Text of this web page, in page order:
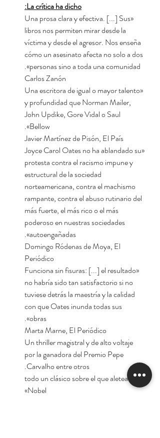
La crítica ha dicho:
«Una prosa clara y efectiva. [...] Sus
libros nos permiten mirar desde la
víctima y desde el agresor. Nos enseña
cómo un asesinato afecta no solo a dos
personas sino a toda una comunidad».
Carlos Zanón
«Una escritora de igual o mayor talento
y profundidad que Norman Mailer,
John Updike, Gore Vidal o Saul
Bellow».
Javier Martínez de Pisón, El País
«Joyce Carol Oates no ha ablandado su
protesta contra el racismo impune y
estructural de la sociedad
norteamericana, contra el machismo
rampante, contra el abuso rutinario del
más fuerte, el más rico o el más
poderoso en nuestras sociedades
autoengañadas».
Domingo Ródenas de Moya, El
Periódico
«Funciona sin fisuras: [...] el resultado
no habría sido tan satisfactorio si no
tuviese detrás la maestría y la calidad
con que Oates inunda todas sus
obras».
Marta Marne, El Periódico
Un thriller magistral y de alto voltaje
por la ganadora del Premio Pepe
Carvalho entre otros.
«todo un clásico sobre el que aletea el
Nobel»